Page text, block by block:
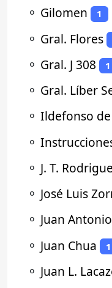
⚬ Gilomen 1
⚬ Gral. Flores
⚬ Gral. J 308 1
⚬ Gral. Líber
⚬ Ildefonso
⚬
⚬ J. T.
⚬ José Luis
⚬ Juan
⚬ Juan Chua 1
⚬ Juan L.